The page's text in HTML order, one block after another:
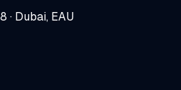
· Dubai, EAU